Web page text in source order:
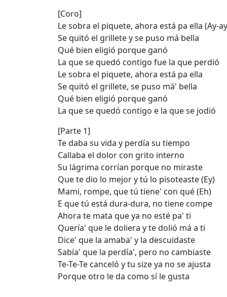
[Coro]
Le sobra el piquete, ahora está pa ella (Ay-
Se quitó el grillete y se puso má bella
Qué bien eligió porque ganó
La que se quedó contigo fue la que perdió
Le sobra el piquete, ahora está pa ella
Se quitó el grillete, se puso má' bella
Qué bien eligió porque ganó
La que se quedó contigo e la que se jodió
[Parte 1]
Te daba su vida y perdía su tiempo
Callaba el dolor con grito interno
Su lágrima corrían porque no miraste
Que te dio lo mejor y tú lo pisoteaste (Ey)
Mami, rompe, que tú tiene' con qué (Eh)
E que tú está dura-dura, no tiene compe
Ahora te mata que ya no esté pa' ti
Quería' que le doliera y te dolió má a ti
Dice' que la amaba' y la descuidaste
Sabía' que la perdía', pero no cambiaste
Te-Te-Te canceló y tu size ya no se ajusta
Porque otro le da como sí le gusta